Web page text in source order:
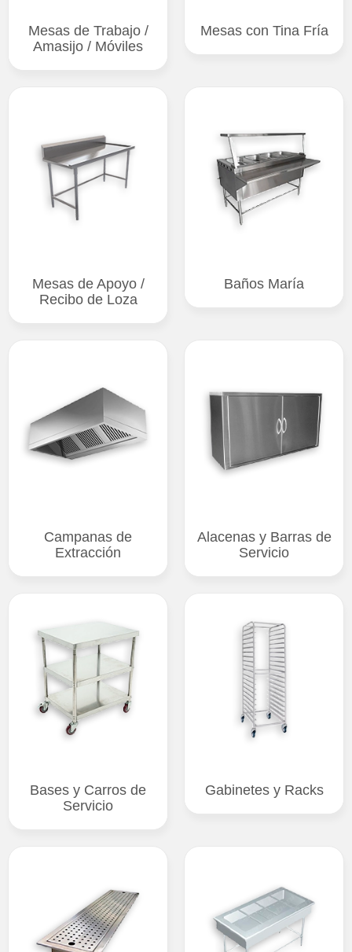
Mesas de Trabajo /
Amasijo / Móviles
Mesas con Tina Fría
Mesas de Apoyo /
Recibo de Loza
Baños María
Campanas de
Extracción
Alacenas y Barras de
Servicio
Bases y Carros de
Servicio
Gabinetes y Racks